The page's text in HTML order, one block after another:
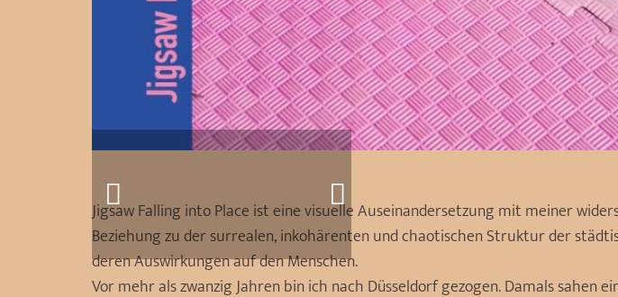
Jigsaw Falling into Place ist eine visuelle Auseinandersetzung mit meiner
Beziehung zu der surrealen, inkohärenten und chaotischen Struktur der
deren Auswirkungen auf den Menschen.
Vor mehr als zwanzig Jahren bin ich nach Düsseldorf gezogen. Damals sahen